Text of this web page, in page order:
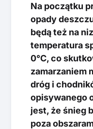
Na początku
opady
będą też na
temperatura
0°C, co
zamarzaniem
dróg i
opisywanego
jest, że śnieg
poza